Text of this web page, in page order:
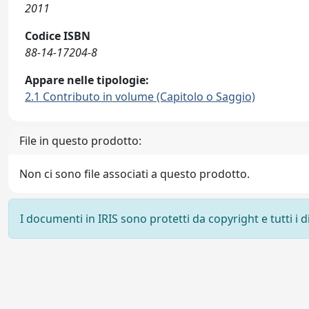
2011
Codice ISBN
88-14-17204-8
Appare nelle tipologie:
2.1 Contributo in volume (Capitolo o Saggio)
File in questo prodotto:
Non ci sono file associati a questo prodotto.
I documenti in IRIS sono protetti da copyright e tutti i